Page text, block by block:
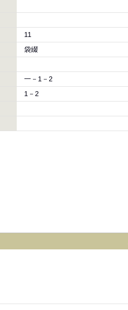
11
袋綴
一－1－2
1－2